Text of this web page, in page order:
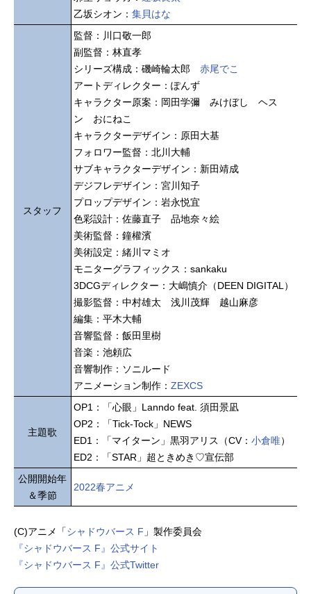
乙坂シオン： 集貝はな
スタッフ
監督：川口敬一郎
副監督：林直孝
シリーズ構成：磯崎輪太郎 赤尾でこ
アートディレクター：ぽんず
キャラクター原案：岡田学彌 みけぼし ヘス
ン おにねこ
キャラクターデザイン：原田大基
フォロワー監督：北川大輔
サブキャラクターデザイン：新田靖成
デジフレデザイン：宮川知子
プロップデザイン：岩永悦宜
色彩設計：佐藤直子 品地奈々絵
美術監督：鐘權濱
美術設定：緒川マミオ
モニターグラフィックス：sankaku
3DCGディレクター：大嶋慎介（DEEN DIGITAL）
撮影監督：中村雄太 浅川茂輝 越山麻彦
編集：平木大輔
音響監督：飯田里樹
音楽：池頼広
音響制作：ソニルード
アニメーション制作： ZEXCS
主題歌
OP1：「心眼」Lanndo feat. 須田景凪
OP2：「Tick-Tock」NEWS
ED1：「マイターン」黒羽アリス（CV： 小倉唯）
ED2：「STAR」超ときめき♡宣伝部
公開開始年
＆季節
2022春アニメ
(C)アニメ「シャドウバース F 」製作委員会
『シャドウバース F』公式サイト
『シャドウバース F』公式Twitter